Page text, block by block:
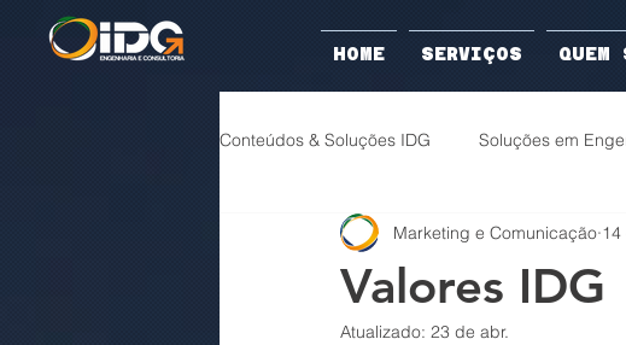
HOME SERVIÇOS QUEM
Conteúdos & Soluções IDG Soluções em
Controle & Conformidade Liderança &
Valores IDG
Marketing e Comunicação 14
Atualizado: 23 de abr.